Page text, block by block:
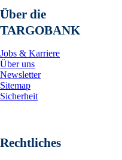
Über die
TARGOBANK
Jobs & Karriere
Über uns
Newsletter
Sitemap
Sicherheit
Rechtliches